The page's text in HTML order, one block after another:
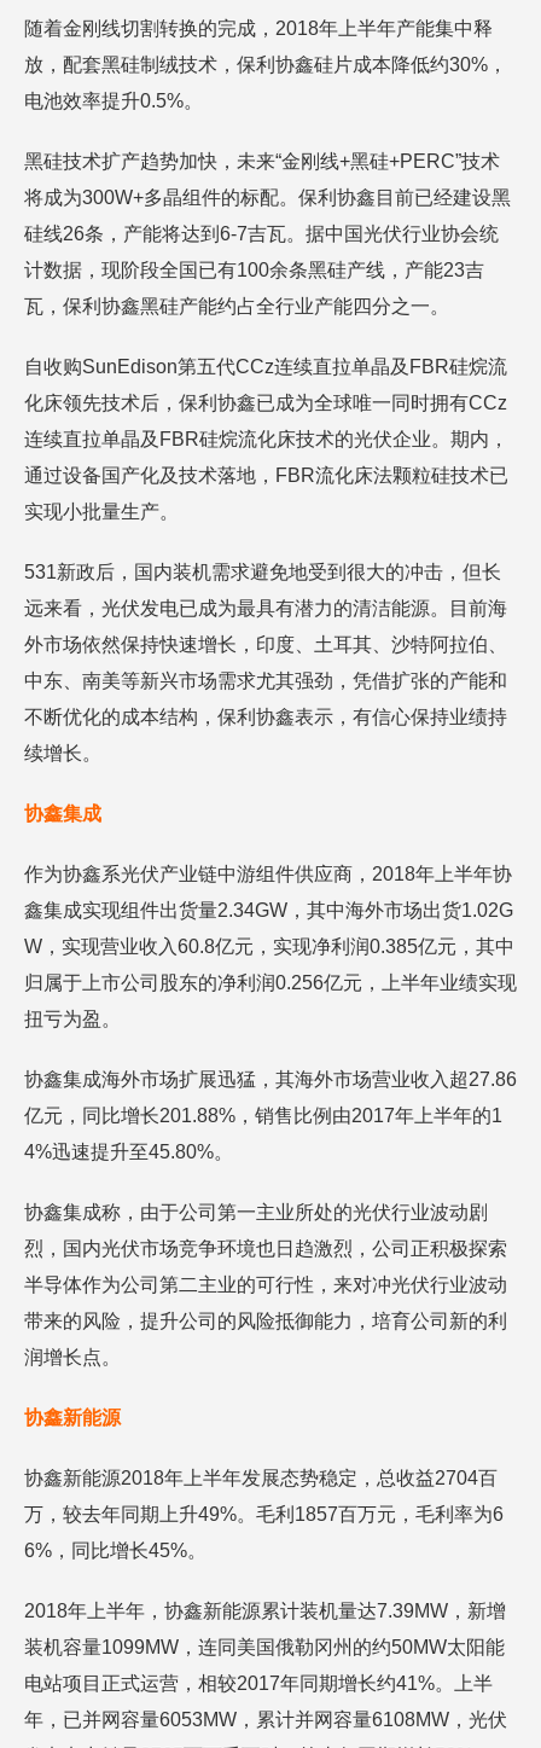
随着金刚线切割转换的完成，2018年上半年产能集中释
放，配套黑硅制绒技术，保利协鑫硅片成本降低约30%，
电池效率提升0.5%。
黑硅技术扩产趋势加快，未来“金刚线+黑硅+PERC”技术
将成为300W+多晶组件的标配。保利协鑫目前已经建设黑
硅线26条，产能将达到6-7吉瓦。据中国光伏行业协会统
计数据，现阶段全国已有100余条黑硅产线，产能23吉
瓦，保利协鑫黑硅产能约占全行业产能四分之一。
自收购SunEdison第五代CCz连续直拉单晶及FBR硅烷流
化床领先技术后，保利协鑫已成为全球唯一同时拥有CCz
连续直拉单晶及FBR硅烷流化床技术的光伏企业。期内，
通过设备国产化及技术落地，FBR流化床法颗粒硅技术已
实现小批量生产。
531新政后，国内装机需求避免地受到很大的冲击，但长
远来看，光伏发电已成为最具有潜力的清洁能源。目前海
外市场依然保持快速增长，印度、土耳其、沙特阿拉伯、
中东、南美等新兴市场需求尤其强劲，凭借扩张的产能和
不断优化的成本结构，保利协鑫表示，有信心保持业绩持
续增长。
协鑫集成
作为协鑫系光伏产业链中游组件供应商，2018年上半年协
鑫集成实现组件出货量2.34GW，其中海外市场出货1.02G
W，实现营业收入60.8亿元，实现净利润0.385亿元，其中
归属于上市公司股东的净利润0.256亿元，上半年业绩实现
扭亏为盈。
协鑫集成海外市场扩展迅猛，其海外市场营业收入超27.86
亿元，同比增长201.88%，销售比例由2017年上半年的1
4%迅速提升至45.80%。
协鑫集成称，由于公司第一主业所处的光伏行业波动剧
烈，国内光伏市场竞争环境也日趋激烈，公司正积极探索
半导体作为公司第二主业的可行性，来对冲光伏行业波动
带来的风险，提升公司的风险抵御能力，培育公司新的利
润增长点。
协鑫新能源
协鑫新能源2018年上半年发展态势稳定，总收益2704百
万，较去年同期上升49%。毛利1857百万元，毛利率为6
6%，同比增长45%。
2018年上半年，协鑫新能源累计装机量达7.39MW，新增
装机容量1099MW，连同美国俄勒冈州的约50MW太阳能
电站项目正式运营，相较2017年同期增长约41%。上半
年，已并网容量6053MW，累计并网容量6108MW，光伏